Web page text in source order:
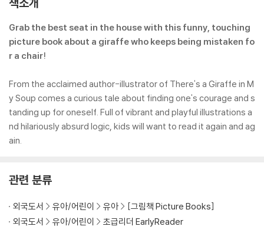
Grab the best seat in the house with this funny, touching
picture book about a giraffe who keeps being mistaken fo
r a chair!
From the acclaimed author-illustrator of There's a Giraffe in M
y Soup comes a curious tale about finding one's courage and s
tanding up for oneself. Full of vibrant and playful illustrations a
nd hilariously absurd logic, kids will want to read it again and ag
ain.
관련 분류
외국도서 유아/어린이 유아
[그림책 Picture Books]
외국도서
유아/어린이 초급리더 EarlyReader